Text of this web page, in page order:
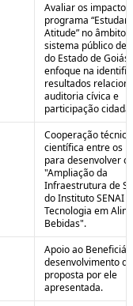
Avaliar os impactos
programa
Atitude” no âmbito
sistema público de
do Estado de
enfoque na
resultados
auditoria cívica e
participação cidadã
Cooperação
científica entre os
para desenvolver o
"Ampliação da
Infraestrutura de
do Instituto SENAI
Tecnologia em
Bebidas".
Apoio ao
desenvolvimento da
proposta por ele
apresentada.